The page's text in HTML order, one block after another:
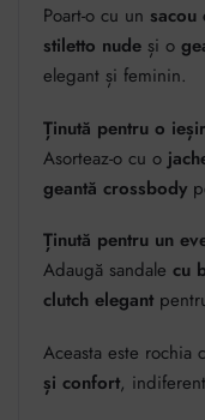
Poart-o cu un sacou
stiletto nude și o
elegant și feminin.
Ținută pentru o
Asorteaz-o cu o
geantă crossbody
Ținută pentru un
Adaugă sandale cu
clutch elegant
Aceasta este rochia
și confort,